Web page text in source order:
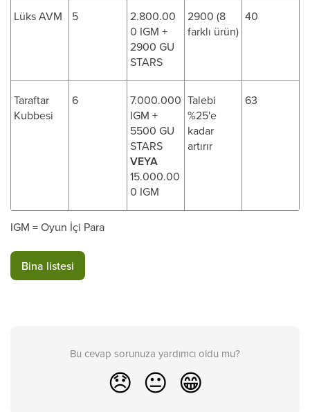
Lüks AVM 5
2.800.00
0 IGM +
2900 GU
STARS
2900 (8
farklı ürün)
40
Taraftar
Kubbesi
6
7.000.000
IGM +
5500 GU
STARS
VEYA
15.000.00
0 IGM
Talebi
%25'e
kadar
artırır
63
IGM = Oyun İçi Para
Bina listesi
Bu cevap sorunuza yardımcı oldu mu?
😞 😐 😁